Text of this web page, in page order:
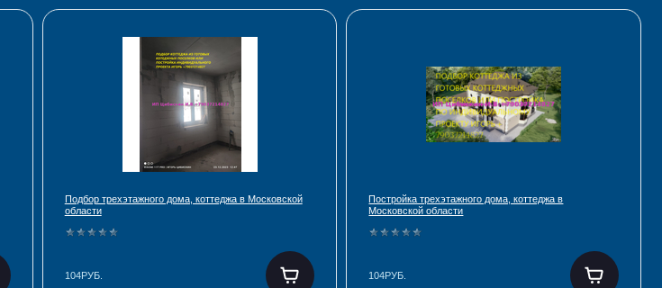
Подбор трехэтажного дома, коттеджа в Московской
области
104РУБ.
Постройка трехэтажного дома, коттеджа в
Московской области
104РУБ.